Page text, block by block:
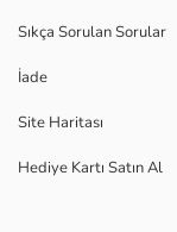
Sıkça Sorulan Sorular
İade
Site Haritası
Hediye Kartı Satın Al